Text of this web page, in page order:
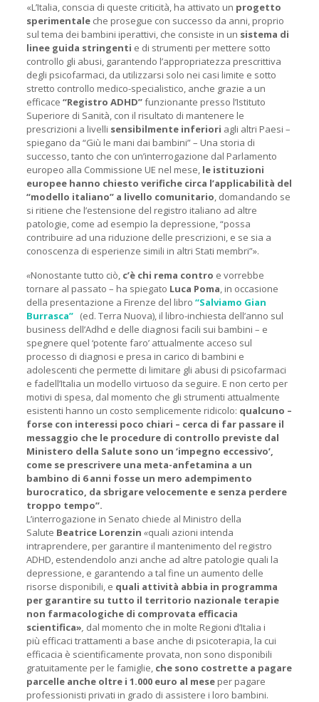
«L’Italia, conscia di queste criticità, ha attivato un progetto
sperimentale che prosegue con successo da anni, proprio
sul tema dei bambini iperattivi, che consiste in un sistema di
linee guida stringenti e di strumenti per mettere sotto
controllo gli abusi, garantendo l’appropriatezza prescrittiva
degli psicofarmaci, da utilizzarsi solo nei casi limite e sotto
stretto controllo medico-specialistico, anche grazie a un
efficace “Registro ADHD”funzionante presso l’Istituto
Superiore di Sanità, con il risultato di mantenere le
prescrizioni a livelli sensibilmente inferiori agli altri Paesi –
spiegano da “Giù le mani dai bambini” – Una storia di
successo, tanto che con un’interrogazione dal Parlamento
europeo alla Commissione UE nel mese, le istituzioni
europee hanno chiesto verifiche circa l’applicabilità del
“modello italiano” a livello comunitario, domandando se
si ritiene che l’estensione del registro italiano ad altre
patologie, come ad esempio la depressione, “possa
contribuire ad una riduzione delle prescrizioni, e se sia a
conoscenza di esperienze simili in altri Stati membri”».
«Nonostante tutto ciò, c’è chi rema contro e vorrebbe
tornare al passato – ha spiegato Luca Poma, in occasione
della presentazione a Firenze del libro “Salviamo Gian
Burrasca” (ed. Terra Nuova), il libro-inchiesta dell’anno sul
business dell’Adhd e delle diagnosi facili sui bambini – e
spegnere quel ‘potente faro’ attualmente acceso sul
processo di diagnosi e presa in carico di bambini e
adolescenti che permette di limitare gli abusi di psicofarmaci
e fadell’Italia un modello virtuoso da seguire. E non certo per
motivi di spesa, dal momento che gli strumenti attualmente
esistenti hanno un costo semplicemente ridicolo: qualcuno –
forse con interessi poco chiari – cerca di far passare il
messaggio che le procedure di controllo previste dal
Ministero della Salute sono un ‘impegno eccessivo’,
come se prescrivere una meta-anfetamina a un
bambino di 6 anni fosse un mero adempimento
burocratico, da sbrigare velocemente e senza perdere
troppo tempo”.
L’interrogazione in Senato chiede al Ministro della
Salute Beatrice Lorenzin «quali azioni intenda
intraprendere, per garantire il mantenimento del registro
ADHD, estendendolo anzi anche ad altre patologie quali la
depressione, e garantendo a tal fine un aumento delle
risorse disponibili, e quali attività abbia in programma
per garantire su tutto il territorio nazionale terapie
non farmacologiche di comprovata efficacia
scientifica», dal momento che in molte Regioni d’Italia i
più efficaci trattamenti a base anche di psicoterapia, la cui
efficacia è scientificamente provata, non sono disponibili
gratuitamente per le famiglie, che sono costrette a pagare
parcelle anche oltre i 1.000 euro al mese per pagare
professionisti privati in grado di assistere i loro bambini.